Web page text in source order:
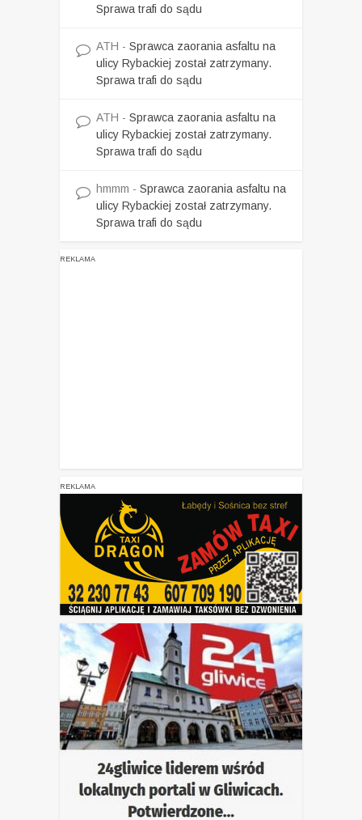
Sprawa trafi do sądu
ATH - Sprawca zaorania asfaltu na
ulicy Rybackiej został zatrzymany.
Sprawa trafi do sądu
ATH - Sprawca zaorania asfaltu na
ulicy Rybackiej został zatrzymany.
Sprawa trafi do sądu
hmmm - Sprawca zaorania asfaltu na
ulicy Rybackiej został zatrzymany.
Sprawa trafi do sądu
REKLAMA
REKLAMA